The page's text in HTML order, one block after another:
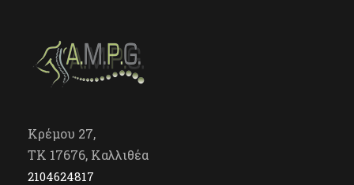
Κρέμου 27,
TK 17676, Καλλιθέα
2104624817